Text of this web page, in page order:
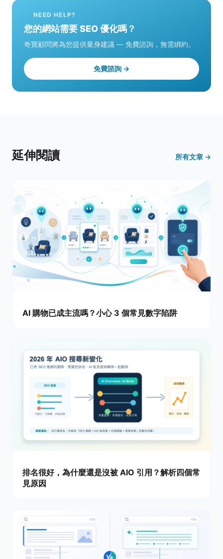
NEED HELP?
您的網站需要 SEO 優化嗎？
奇寶顧問將為您提供量身建議 — 免費諮詢，無需綁約。
免費諮詢 →
延伸閱讀 所有文章 →
AI 購物已成主流嗎？小心 3 個常見數字陷阱
排名很好，為什麼還是沒被 AIO 引用？解析四個常
見原因